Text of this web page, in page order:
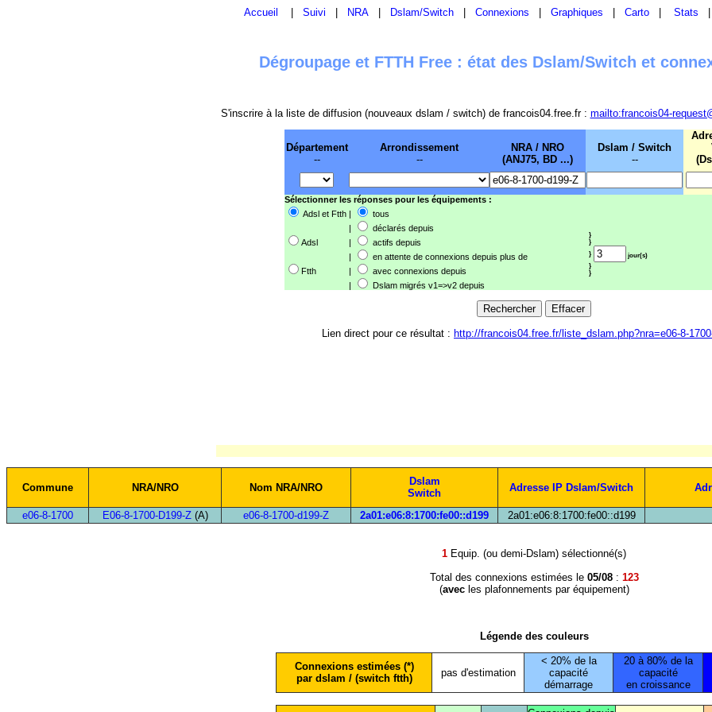
Accueil Suivi NRA Dslam/Switch Connexions Graphiques Carto Stats
Dégroupage et FTTH Free : état des Dslam/Switch et
S'inscrire à la liste de diffusion (nouveaux dslam / switch) de francois04.free.fr : mailto:francois04-
Département
--
Arrondissement
--
NRA / NRO
(ANJ75, BD ...)
Dslam / Switch
--
Sélectionner les réponses pour les équipements :
Adsl et Ftth |
tous
|
déclarés depuis
}
}
}
jour(s)
}
}
Adsl |
actifs depuis
|
en attente de connexions depuis plus de
Ftth
|
avec connexions depuis
|
Dslam migrés v1=>v2 depuis
Lien direct pour ce résultat : http://francois04.free.fr/liste_dslam.php?nra=e06-8-
Commune NRA/NRO Nom NRA/NRO
Dslam
Switch
Adresse IP Dslam/Switch
e06-8-1700
E06-8-1700-D199-Z(A) e06-8-1700-d199-Z 2a01:e06:8:1700:fe00::d199 2a01:e06:8:1700:fe00::d199
1 Equip. (ou demi-Dslam) sélectionné(s)
Total des connexions estimées le 05/08: 123
(avecles plafonnements par équipement)
Légende des couleurs
Connexions estimées (*)
par dslam / (switch ftth)
pas d'estimation
< 20% de la
capacité
démarrage
20 à 80% de la
capacité
en croissance